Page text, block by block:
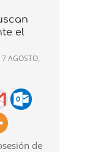
el
7 AGOSTO,
de